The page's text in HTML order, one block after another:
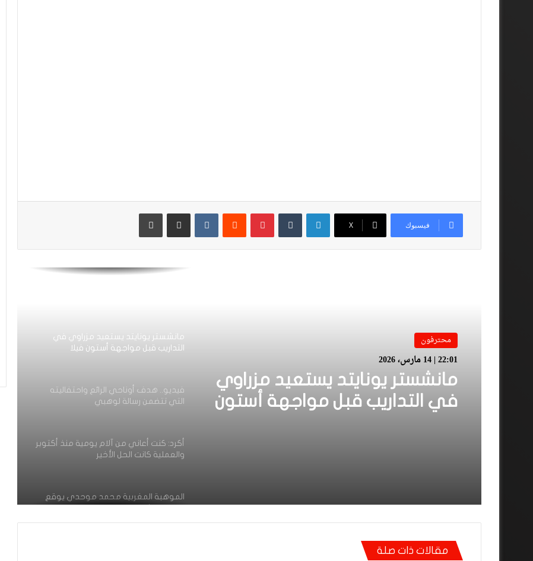
فيسبوك ‫X
لينكدإن بينتيريست مشاركة عبر البريد طباعة
محترفون
22:01 | 14 مارس، 2026
مانشستر يونايتد يستعيد مزراوي
في التداريب قبل مواجهة أستون
رسميا.. داري يغادر الأهلي وينتقل إلى
مانشستر يونايتد يستعيد مزراوي في
التداريب قبل مواجهة أستون فيلا
فيديو.. هدف أوناحي الرائع واحتفاليته
التي تتضمن رسالة لوهبي
أكرد: كنت أعاني من آلام يومية منذ أكتوبر
والعملية كانت الحل الأخير
الموهبة المغربية محمد موحدي يوقع
مقالات ذات صلة